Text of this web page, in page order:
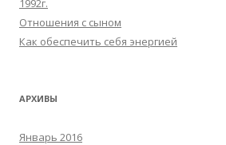
1992г.
Отношения с сыном
Как обеспечить себя энергией
АРХИВЫ
Январь 2016